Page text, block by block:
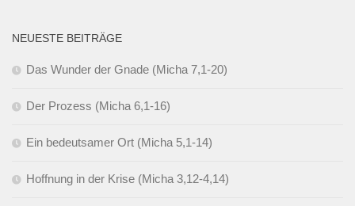
NEUESTE BEITRÄGE
Das Wunder der Gnade (Micha 7,1-20)
Der Prozess (Micha 6,1-16)
Ein bedeutsamer Ort (Micha 5,1-14)
Hoffnung in der Krise (Micha 3,12-4,14)